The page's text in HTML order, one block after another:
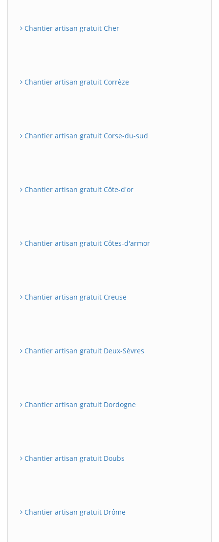
Chantier artisan gratuit Cher
Chantier artisan gratuit Corrèze
Chantier artisan gratuit Corse-du-sud
Chantier artisan gratuit Côte-d'or
Chantier artisan gratuit Côtes-d'armor
Chantier artisan gratuit Creuse
Chantier artisan gratuit Deux-Sèvres
Chantier artisan gratuit Dordogne
Chantier artisan gratuit Doubs
Chantier artisan gratuit Drôme